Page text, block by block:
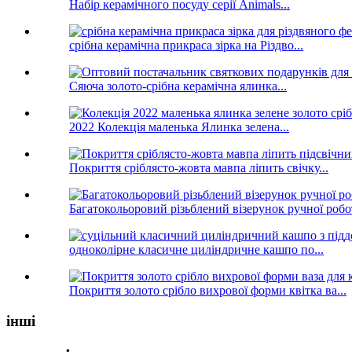
Набір керамічного посуду серії Animals...
срібна керамічна прикраса зірка на Різдво...
Сяюча золото-срібна керамічна ялинка...
2022 Колекція маленька Ялинка зелена...
Покриття сріблясто-жовта мавпа ліпить свічку...
Багатокольоровий різьблений візерунок ручної
одноколірне класичне циліндричне кашпо по...
Покриття золото срібло вихрової форми квітка ва...
інші